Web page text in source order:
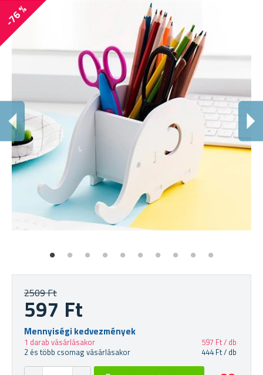
-76 %
2509 Ft
597 Ft
Mennyiségi kedvezmények
1 darab vásárlásakor
597 Ft / db
2 és több csomag vásárlásakor
444 Ft / db